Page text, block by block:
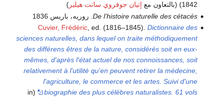
1842) (بالتعاون مع
إتيان جوفروي سانت هيلير )
De l’histoire naturelle des cétacés.
روريه، باريس 1836
Cuvier, Frédéric , ed. (1816–1845).Dictionnaire des
sciences naturelles, dans lequel on traite méthodiquement
des différens êtres de la nature, considérés soit en eux-
mêmes, d'après l'état actuel de nos connoissances, soit
relativement à l'utilité qu'en peuvent retirer la médecine,
l'agriculture, le commerce et les artes. Suivi d'une
biographie des plus célèbres naturalistes. 61 vols
(in